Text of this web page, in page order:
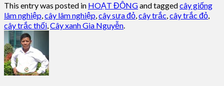
This entry was posted in HOẠT ĐỘNGand taggedcây giống
lâm nghiệp,cây lâm nghiệp,cây sưa đỏ,cây trắc,cây trắc đỏ,
cây trắc thối,Cây xanh Gia Nguyễn.